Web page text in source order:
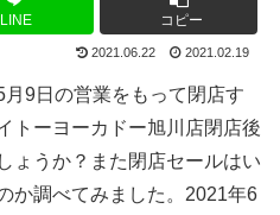
LINE コピー
2021.06.22 2021.02.19
9日の営業をもって閉店す
トーヨーカドー旭川店閉店後
ょうか？また閉店セールはい
か調べてみました。2021年6